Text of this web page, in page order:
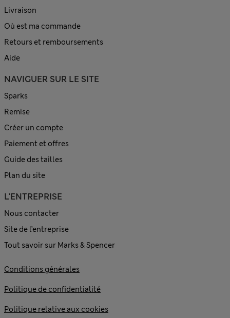
Livraison
Où est ma commande
Retours et remboursements
Aide
NAVIGUER SUR LE SITE
Sparks
Remise
Créer un compte
Paiement et offres
Guide des tailles
Plan du site
L'ENTREPRISE
Nous contacter
Site de l’entreprise
Tout savoir sur Marks & Spencer
Conditions générales
Politique de confidentialité
Politique relative aux cookies